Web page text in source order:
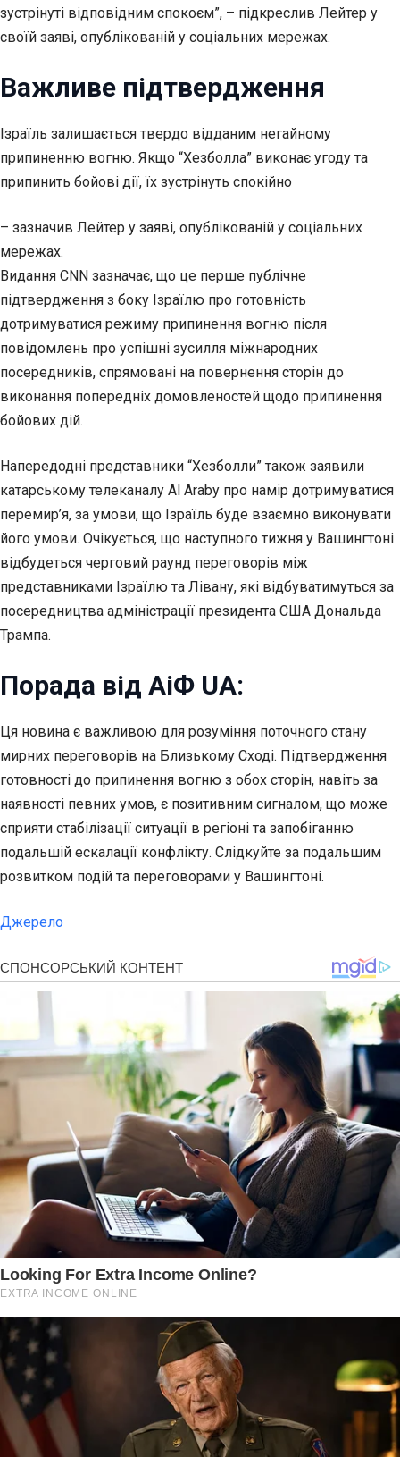
зустрінуті відповідним спокоєм”, – підкреслив Лейтер у
своїй заяві, опублікованій у соціальних мережах.
Важливе підтвердження
Ізраїль залишається твердо відданим негайному
припиненню вогню. Якщо “Хезболла” виконає угоду та
припинить бойові дії, їх зустрінуть спокійно
– зазначив Лейтер у заяві, опублікованій у соціальних
мережах.
Видання CNN зазначає, що це перше публічне
підтвердження з боку Ізраїлю про готовність
дотримуватися режиму припинення вогню після
повідомлень про успішні зусилля міжнародних
посередників, спрямовані на повернення сторін до
виконання попередніх домовленостей щодо припинення
бойових дій.
Напередодні представники “Хезболли” також заявили
катарському телеканалу Al Araby про намір дотримуватися
перемир’я, за умови, що Ізраїль буде взаємно виконувати
його умови. Очікується, що наступного тижня у Вашингтоні
відбудеться черговий раунд переговорів між
представниками Ізраїлю та Лівану, які відбуватимуться за
посередництва адміністрації президента США Дональда
Трампа.
Порада від АіФ UA:
Ця новина є важливою для розуміння поточного стану
мирних переговорів на Близькому Сході. Підтвердження
готовності до припинення вогню з обох сторін, навіть за
наявності певних умов, є позитивним сигналом, що може
сприяти стабілізації ситуації в регіоні та запобіганню
подальшій ескалації конфлікту. Слідкуйте за подальшим
розвитком подій та переговорами у Вашингтоні.
Джерело